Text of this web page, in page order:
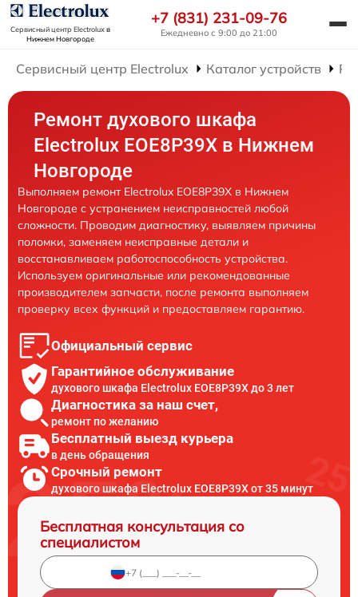
Сервисный центр Electroluxв
Нижнем Новгороде
+7 (831) 231-09-76
Ежедневно с 9:00 до 21:00
Сервисный центр Electrolux Каталог устройств
Ремонт духового шкафа
Electrolux EOE8P39X в Нижнем
Новгороде
Выполняем ремонт Electrolux EOE8P39X в Нижнем
Новгороде с устранением неисправностей любой
сложности. Проводим диагностику, выявляем причины
поломки, заменяем неисправные детали и
восстанавливаем работоспособность устройства.
Используем оригинальные или рекомендованные
производителем запчасти, после ремонта выполняем
проверку всех функций и предоставляем гарантию.
Официальный сервис
Гарантийное обслуживание
духового шкафа Electrolux EOE8P39X до 3 лет
Диагностика за наш счет,
ремонт по желанию
Бесплатный выезд курьера
в день обращения
Срочный ремонт
духового шкафа Electrolux EOE8P39X от 35 минут
Бесплатная консультация со
специалистом